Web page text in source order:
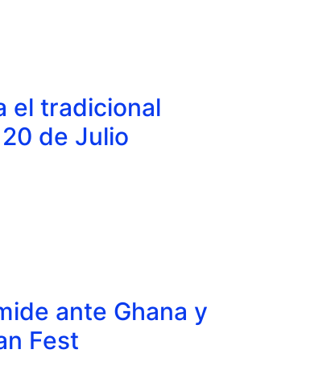
el tradicional
de Julio
ante Ghana y
Fest